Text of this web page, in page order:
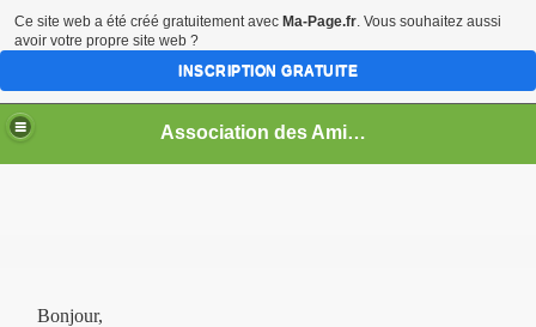
Association des Amis de L'Orgue de Cahors
Bonjour,
Ce site web a été créé gratuitement avec Ma-Page.fr. Vous souhaitez aussi
avoir votre propre site web ?
INSCRIPTION GRATUITE